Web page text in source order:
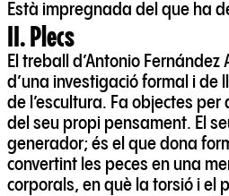
Està impregnada del que ha
II. Plecs
El treball d’Antonio
d’una investigació formal i de
de l’escultura. Fa objectes
del seu propi pensament. El
generador; és el que dona
convertint les peces en una
corporals, en què la torsió i el